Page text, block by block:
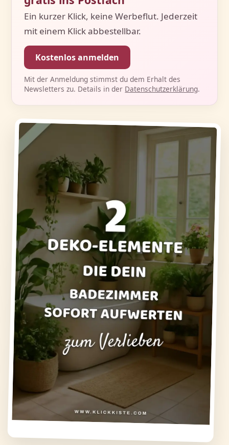
Ein kurzer Klick, keine Werbeflut. Jederzeit
mit einem Klick abbestellbar.
Kostenlos anmelden
Mit der Anmeldung stimmst du dem Erhalt des
Newsletters zu. Details in der Datenschutzerklärung.